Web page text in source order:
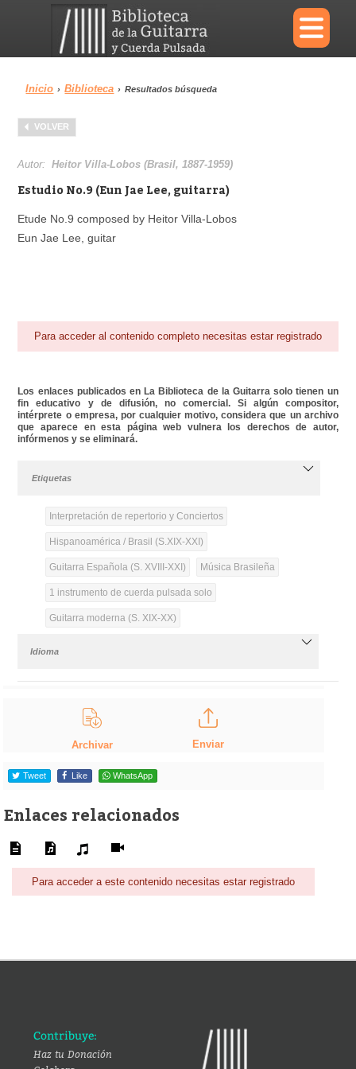
×
Menu
Biblioteca Diccionario
Área personal
Inicio › Biblioteca › Resultados búsqueda
VOLVER
Autor:Heitor Villa-Lobos (Brasil, 1887-1959)
Estudio No.9 (Eun Jae Lee, guitarra)
Etude No.9 composed by Heitor Villa-Lobos
Eun Jae Lee, guitar
Para acceder al contenido completo necesitas estar registrado
Los enlaces publicados en La Biblioteca de la Guitarra solo tienen un
fin educativo y de difusión, no comercial. Si algún compositor,
intérprete o empresa, por cualquier motivo, considera que un archivo
que aparece en esta página web vulnera los derechos de autor,
infórmenos y se eliminará.
Etiquetas
Interpretación de repertorio y Conciertos
Hispanoamérica / Brasil (S.XIX-XXI)
Guitarra Española (S. XVIII-XXI) Música Brasileña
1 instrumento de cuerda pulsada solo
Guitarra moderna (S. XIX-XX)
Idioma
Archivar Enviar
Tweet Like WhatsApp
Enlaces relacionados
Para acceder a este contenido necesitas estar registrado
Contribuye:
Haz tu Donación